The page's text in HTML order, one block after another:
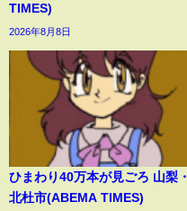
TIMES)
2026年8月8日
ひまわり40万本が見ごろ 山梨・
北杜市(ABEMA TIMES)